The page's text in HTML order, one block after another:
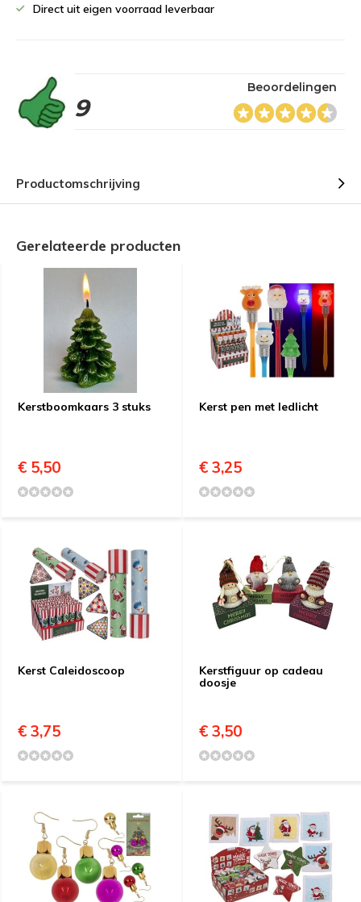
Direct uit eigen voorraad leverbaar
9
Beoordelingen
Productomschrijving
Gerelateerde producten
Kerstboomkaars 3 stuks
€ 5,50
Kerst pen met ledlicht
€ 3,25
Kerst Caleidoscoop
€ 3,75
Kerstfiguur op cadeau
doosje
€ 3,50